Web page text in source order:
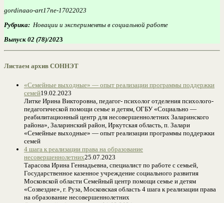
gordinaao-art17ne-17022023
Рубрика: Новации и эксперименты в социальной работе
Выпуск 02 (78)/2023
Листаем архив СОННЭТ
«Семейные выходные» — опыт реализации программы поддержки
семей19.02.2023
Литке Ирина Викторовна, педагог- психолог отделения психолого-
педагогической помощи семье и детям, ОГБУ «Социально —
реабилитационный центр для несовершеннолетних Заларинского
района», Заларинский район, Иркутская область, п. Залари
«Семейные выходные» — опыт реализации программы поддержки
семей
4 шага к реализации права на образование
несовершеннолетних25.07.2023
Тарасова Ирина Геннадьевна, специалист по работе с семьей,
Государственное казенное учреждение социального развития
Московской области Семейный центр помощи семье и детям
«Созвездие», г. Руза, Московская область 4 шага к реализации права
на образование несовершеннолетних